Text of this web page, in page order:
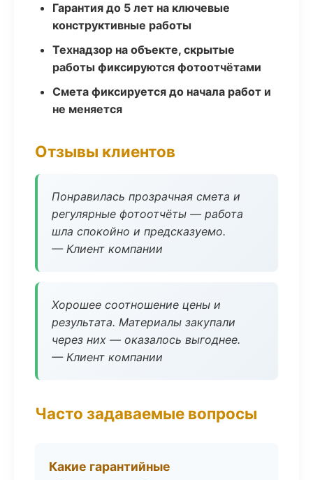
Гарантия до 5 лет на ключевые
конструктивные работы
Технадзор на объекте, скрытые
работы фиксируются фотоотчётами
Смета фиксируется до начала работ и
не меняется
Отзывы клиентов
Понравилась прозрачная смета и
регулярные фотоотчёты — работа
шла спокойно и предсказуемо.
— Клиент компании
Хорошее соотношение цены и
результата. Материалы закупали
через них — оказалось выгоднее.
— Клиент компании
Часто задаваемые вопросы
Какие гарантийные